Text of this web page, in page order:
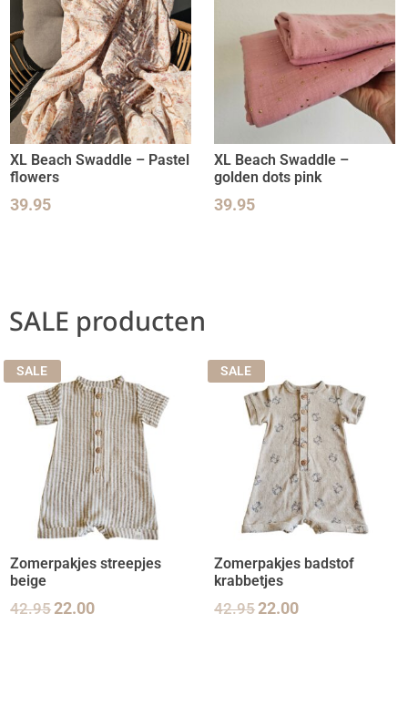
XL Beach Swaddle – Pastel
flowers
39.95
XL Beach Swaddle –
golden dots pink
39.95
SALE producten
SALE
Zomerpakjes streepjes
beige
42.9522.00
SALE
Zomerpakjes badstof
krabbetjes
42.9522.00